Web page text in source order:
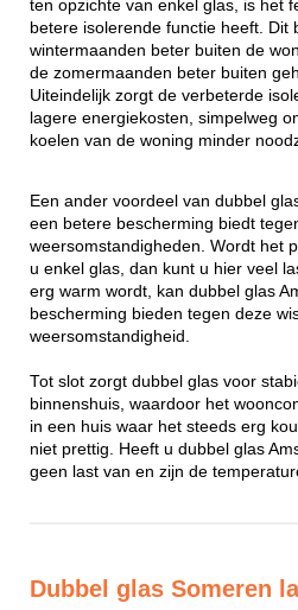
ten opzichte van enkel glas, is het
betere isolerende functie heeft. Dit
wintermaanden beter buiten de
de zomermaanden beter buiten
Uiteindelijk zorgt de verbeterde
lagere energiekosten, simpelweg
koelen van de woning minder
Een ander voordeel van dubbel
een betere bescherming biedt
weersomstandigheden. Wordt het
u enkel glas, dan kunt u hier veel
erg warm wordt, kan dubbel glas
bescherming bieden tegen deze
weersomstandigheid.
Tot slot zorgt dubbel glas voor
binnenshuis, waardoor het
in een huis waar het steeds erg
niet prettig. Heeft u dubbel glas
geen last van en zijn de
Dubbel glas Someren